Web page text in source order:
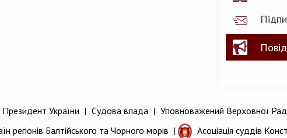
Президент України | Судова влада | Уповноважений Верховної
регіонів Балтійського та Чорного морів | Асоціація суддів